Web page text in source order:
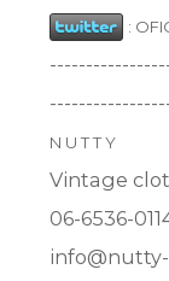
:
N U T T Y
Vintage
06-6536-